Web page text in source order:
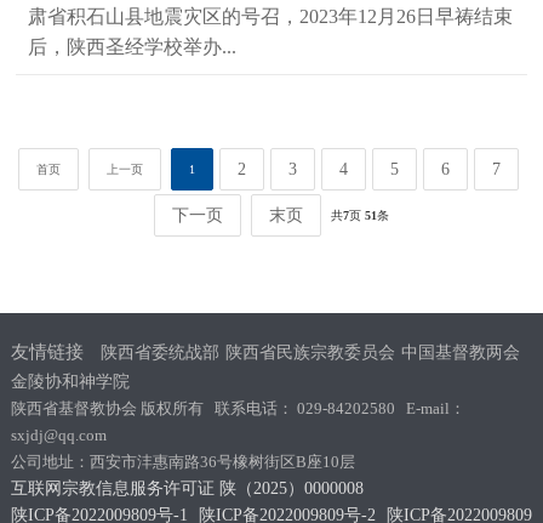
肃省积石山县地震灾区的号召，2023年12月26日早祷结束
后，陕西圣经学校举办...
首页 上一页 1 2 3 4 5 6 7
下一页 末页 共7页 51条
友情链接 陕西省委统战部 陕西省民族宗教委员会 中国基督教两会
金陵协和神学院
陕西省基督教协会 版权所有 联系电话： 029-84202580 E-mail：
sxjdj@qq.com
公司地址：西安市沣惠南路36号橡树街区B座10层
互联网宗教信息服务许可证 陕（2025）0000008
陕ICP备2022009809号-1
陕ICP备2022009809号-2 陕ICP备2022009809